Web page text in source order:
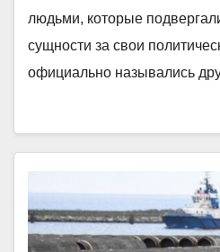
людьми, которые
сущности за свои
официально назывались